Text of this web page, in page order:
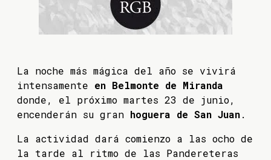
La noche más mágica del año se vivirá
intensamente en Belmonte de Miranda
donde, el próximo martes 23 de junio,
encenderán su gran hoguera de San Juan.
La actividad dará comienzo a las ocho de
la tarde al ritmo de las Pandereteras